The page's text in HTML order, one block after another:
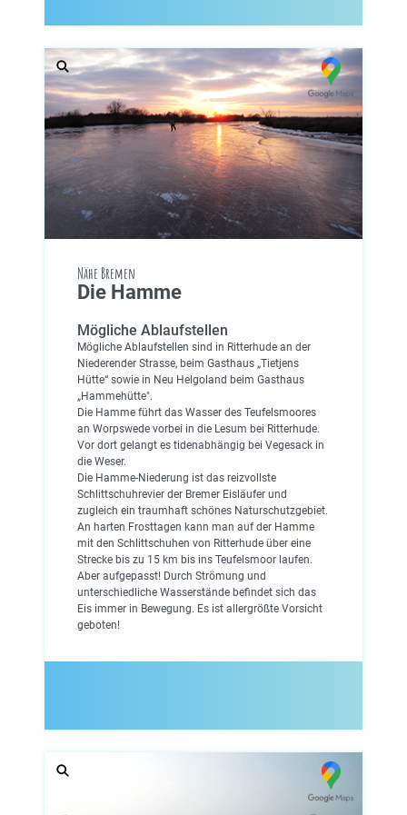
Nähe Bremen
Die Hamme
Mögliche Ablaufstellen
Mögliche Ablaufstellen sind in Ritterhude an der
Niederender Strasse, beim Gasthaus „Tietjens
Hütte“ sowie in Neu Helgoland beim Gasthaus
„Hammehütte".
Die Hamme führt das Wasser des Teufelsmoores
an Worpswede vorbei in die Lesum bei Ritterhude.
Vor dort gelangt es tidenabhängig bei Vegesack in
die Weser.
Die Hamme-Niederung ist das reizvollste
Schlittschuhrevier der Bremer Eisläufer und
zugleich ein traumhaft schönes Naturschutzgebiet.
An harten Frosttagen kann man auf der Hamme
mit den Schlittschuhen von Ritterhude über eine
Strecke bis zu 15 km bis ins Teufelsmoor laufen.
Aber aufgepasst! Durch Strömung und
unterschiedliche Wasserstände befindet sich das
Eis immer in Bewegung. Es ist allergrößte Vorsicht
geboten!